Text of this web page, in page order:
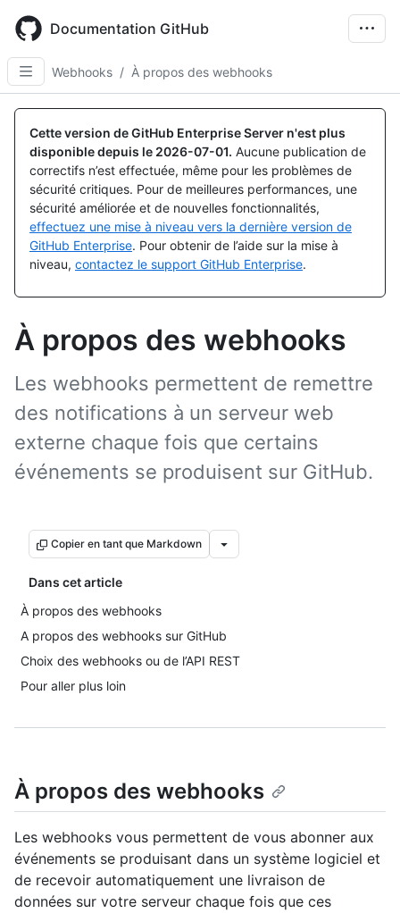
main
content
Documentation GitHub
Webhooks / À propos des webhooks
Cette version de GitHub Enterprise Server n'est plus
disponible depuis le 2026-07-01. Aucune publication de
correctifs n’est effectuée, même pour les problèmes de
sécurité critiques. Pour de meilleures performances, une
sécurité améliorée et de nouvelles fonctionnalités,
effectuez une mise à niveau vers la dernière version de
GitHub Enterprise. Pour obtenir de l’aide sur la mise à
niveau, contactez le support GitHub Enterprise.
À propos des webhooks
Les webhooks permettent de remettre
des notifications à un serveur web
externe chaque fois que certains
événements se produisent sur GitHub.
Copier en tant que Markdown
Dans cet article
À propos des webhooks
A propos des webhooks sur GitHub
Choix des webhooks ou de l’API REST
Pour aller plus loin
À propos des webhooks
Les webhooks vous permettent de vous abonner aux
événements se produisant dans un système logiciel et
de recevoir automatiquement une livraison de
données sur votre serveur chaque fois que ces